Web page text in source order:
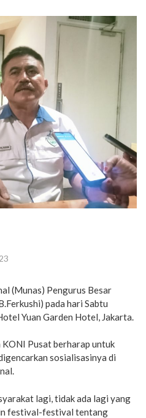
(Munas) Pengurus Besar
pada hari Sabtu
Yuan Garden Hotel, Jakarta.
KONI Pusat berharap untuk
sosialisasinya di
lagi, tidak ada lagi yang
festival-festival tentang